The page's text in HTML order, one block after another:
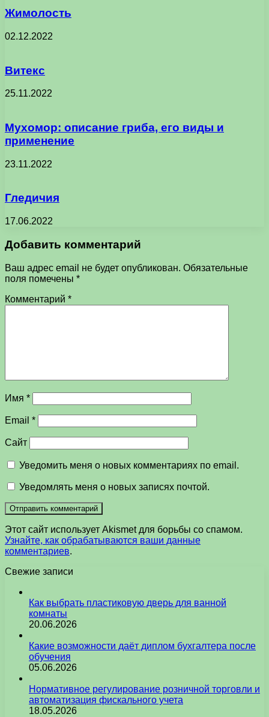
Жимолость
02.12.2022
Витекс
25.11.2022
Мухомор: описание гриба, его виды и
применение
23.11.2022
Гледичия
17.06.2022
Добавить комментарий
Ваш адрес email не будет опубликован. Обязательные
поля помечены *
Комментарий *
Имя *
Email *
Сайт
Уведомить меня о новых комментариях по email.
Уведомлять меня о новых записях почтой.
Этот сайт использует Akismet для борьбы со спамом.
Узнайте, как обрабатываются ваши данные
комментариев.
Свежие записи
Как выбрать пластиковую дверь для ванной
комнаты
20.06.2026
Какие возможности даёт диплом бухгалтера после
обучения
05.06.2026
Нормативное регулирование розничной торговли и
автоматизация фискального учета
18.05.2026